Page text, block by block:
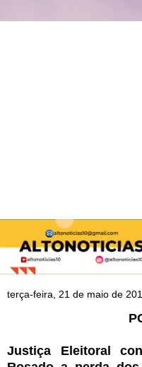
terça-feira, 21 de maio de
Justiça Eleitoral